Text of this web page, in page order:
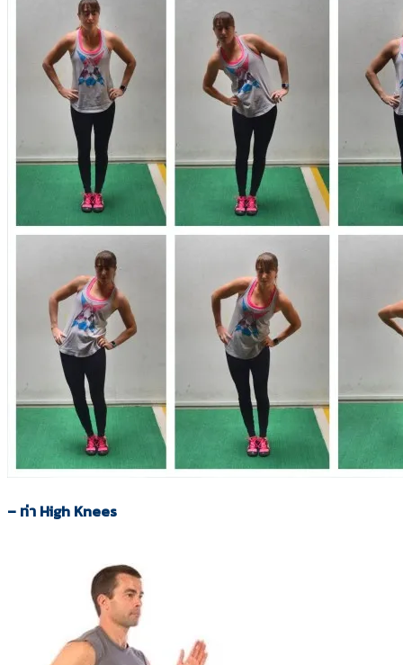
– ท่า High Knees